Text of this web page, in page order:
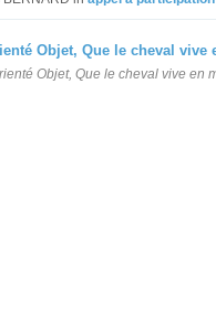
Objet, Que le cheval vive en